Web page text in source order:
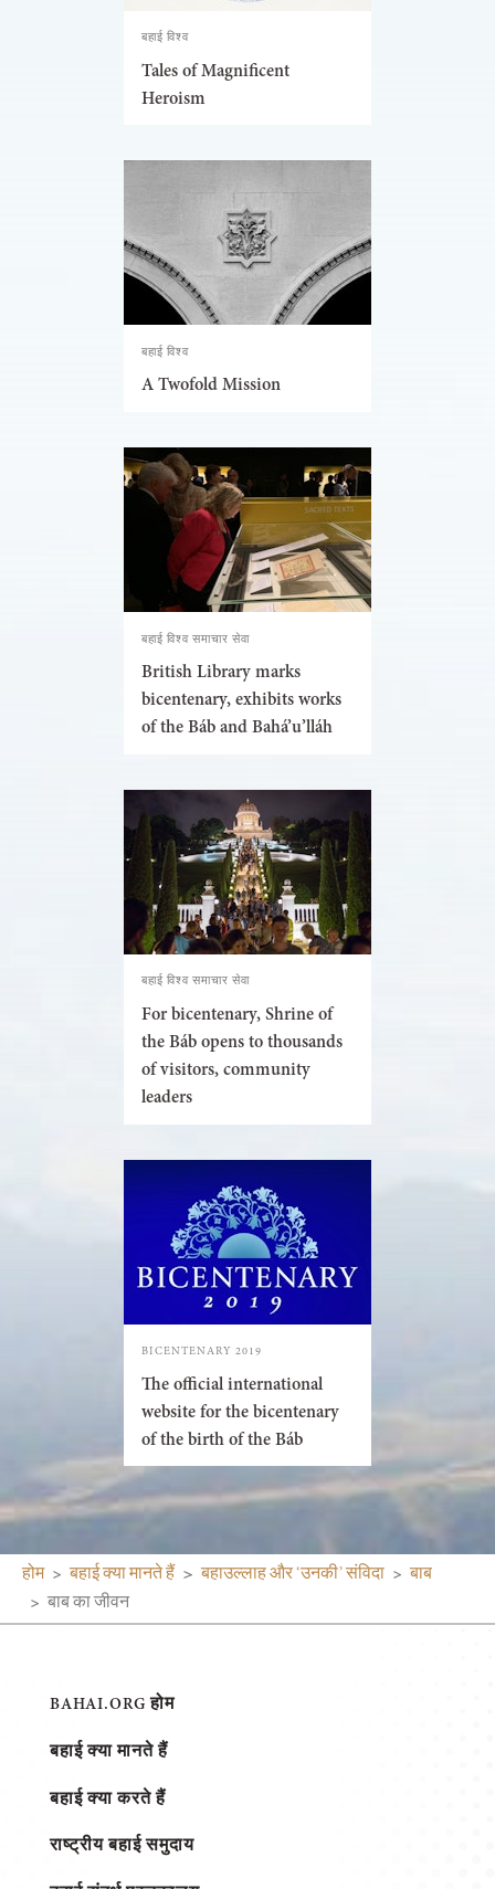
बहाई विश्व
Tales of Magnificent
Heroism
बहाई विश्व
A Twofold Mission
बहाई विश्व समाचार सेवा
British Library marks
bicentenary, exhibits works
of the Báb and Bahá’u’lláh
बहाई विश्व समाचार सेवा
For bicentenary, Shrine of
the Báb opens to thousands
of visitors, community
leaders
BICENTENARY 2019
The official international
website for the bicentenary
of the birth of the Báb
होम बहाई क्या मानते हैं बहाउल्लाह और ‘उनकी’ संविदा
बाब
बाब का जीवन
BAHAI.ORG होम
बहाई क्या मानते हैं
बहाई क्या करते हैं
राष्ट्रीय बहाई समुदाय